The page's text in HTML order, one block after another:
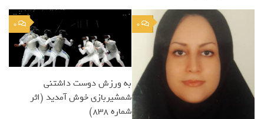
0
0
به ورزش دوست داشتنی
شمشیربازی خوش آمدید (اثر
شماره 838)